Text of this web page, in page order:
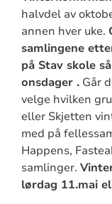
halvdel av
annen hver uke.
samlingene
på Stav skole
onsdager .Går
velge hvilken
eller Skjetten
med på
Happens,
samlinger.
lørdag 11.mai